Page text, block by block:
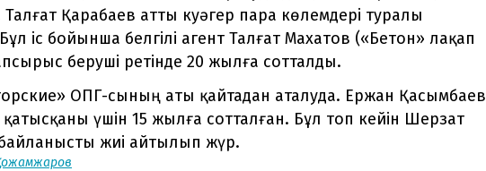
Қарабаев атты куәгер пара көлемдері туралы
іс бойынша белгілі агент Талғат Махатов («Бетон» лақап
беруші ретінде 20 жылға сотталды.
ОПГ-сының аты қайтадан аталуда. Ержан Қасымбаев
үшін 15 жылға сотталған. Бұл топ кейін Шерзат
жиі айтылып жүр.